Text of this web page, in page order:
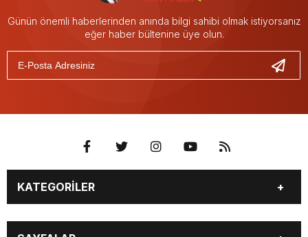
Günün önemli haberlerinden anında bilgi sahibi olmak istiyorsanız
eğer haber bültenine üye olun.
KATEGORİLER
GÜNDEM
DÜNYA